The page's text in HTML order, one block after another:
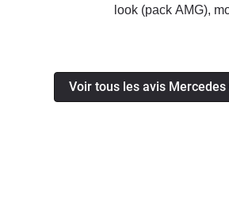
confortablement 3 sanslook (pack AMG),
boite, imperturbable
météo. Les moins:
Voir tous les avis Mercedes